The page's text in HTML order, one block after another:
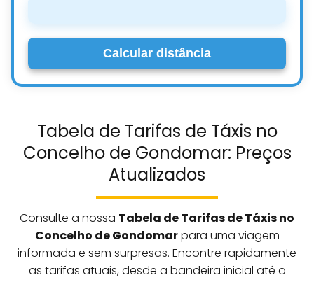
Calcular distância
Tabela de Tarifas de Táxis no
Concelho de Gondomar: Preços
Atualizados
Consulte a nossa Tabela de Tarifas de Táxis no
Concelho de Gondomarpara uma viagem
informada e sem surpresas. Encontre rapidamente
as tarifas atuais, desde a bandeira inicial até o